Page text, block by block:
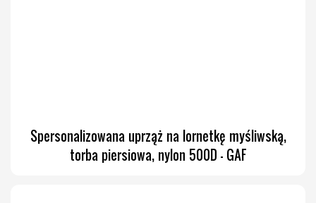
Spersonalizowana uprząż na lornetkę myśliwską,
torba piersiowa, nylon 500D - GAF